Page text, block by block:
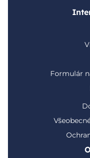
Formulár